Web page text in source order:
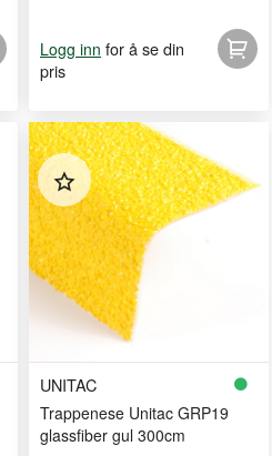
Logg inn for å se din
pris
UNITAC
Trappenese Unitac GRP19
glassfiber gul 300cm